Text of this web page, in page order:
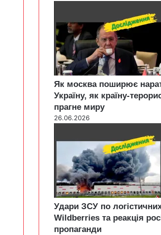
Як москва поширює
Україну, як країну-
прагне миру
26.06.2026
Удари ЗСУ по
Wildberries та реакція
пропаганди